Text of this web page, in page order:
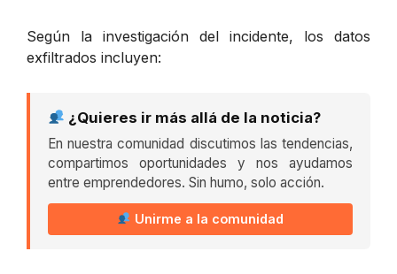
Según la investigación del incidente, los datos
exfiltrados incluyen:
¿Quieres ir más allá de la noticia?
En nuestra comunidad discutimos las tendencias,
compartimos oportunidades y nos ayudamos
entre emprendedores. Sin humo, solo acción.
Unirme a la comunidad